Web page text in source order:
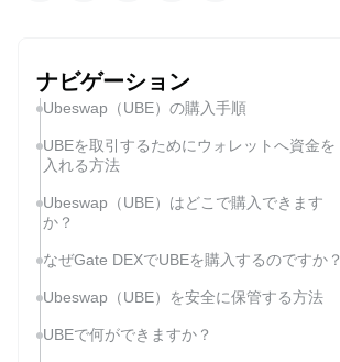
ナビゲーション
Ubeswap（UBE）の購入手順
UBEを取引するためにウォレットへ資金を
入れる方法
Ubeswap（UBE）はどこで購入できます
か？
なぜGate DEXでUBEを購入するのですか？
Ubeswap（UBE）を安全に保管する方法
UBEで何ができますか？